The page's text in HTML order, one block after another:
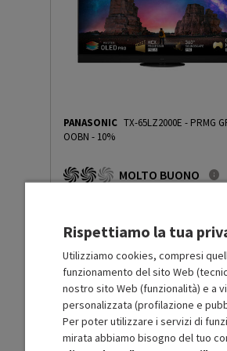
AirPlay
Uscita ottica
Sintonizzatore DVB-T
Sintonizzatore DVB-S
Upscaling
IPTV (Internet Protocol
PANASONIC TX-65LZ2000E - PRMG
OOBN - 10%
MOLTO BUONO
N: Prodotto funzionante
Prodotto Nuovo 3399.99 -
Ricondizionato Prezzo
3059.99a-50%
In Promozione
Aggiungi al carrello
Rispettiamo la tua
Utilizziamo cookies, compresi
funzionamento del sito Web
nostro sito Web (funzionalità) e a
personalizzata (profilazione e
Per poter utilizzare i servizi di
mirata abbiamo bisogno del tuo